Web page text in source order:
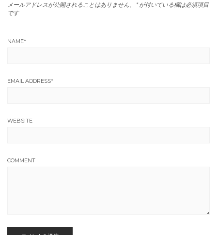
メールアドレスが公開されることはありません。 * が付いている欄は必須項目
です
NAME*
EMAIL ADDRESS*
WEBSITE
COMMENT